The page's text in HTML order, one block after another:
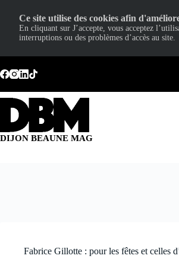
au
contenu
DIJON BEAUNE MAG
Fabrice Gillotte : pour les fêtes et celles
Ce site utilise des cookies afin
En cliquant sur J’accepte, vous acceptez
interruptions ou des problèmes d’accès au site.